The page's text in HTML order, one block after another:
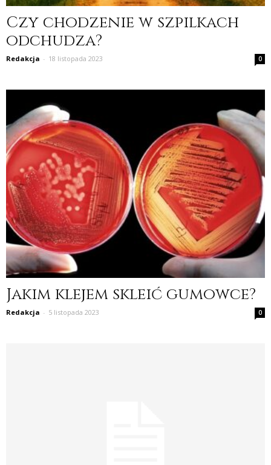
Czy chodzenie w szpilkach
odchudza?
Redakcja - 18 listopada 2023 0
Jakim klejem skleić gumowce?
Redakcja - 5 listopada 2023 0